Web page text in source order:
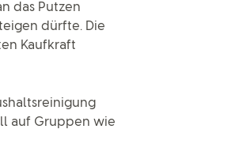
das Putzen
dürfte. Die
Kaufkraft
auf Gruppen wie